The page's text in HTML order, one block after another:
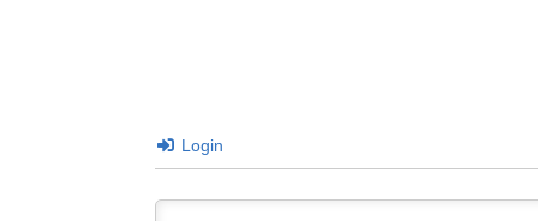
Login